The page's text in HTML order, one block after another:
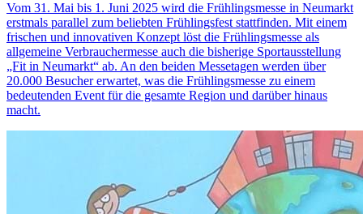
Vom 31. Mai bis 1. Juni 2025 wird die Frühlingsmesse in Neumarkt
erstmals parallel zum beliebten Frühlingsfest stattfinden. Mit einem
frischen und innovativen Konzept löst die Frühlingsmesse als
allgemeine Verbrauchermesse auch die bisherige Sportausstellung
„Fit in Neumarkt“ ab. An den beiden Messetagen werden über
20.000 Besucher erwartet, was die Frühlingsmesse zu einem
bedeutenden Event für die gesamte Region und darüber hinaus
macht.